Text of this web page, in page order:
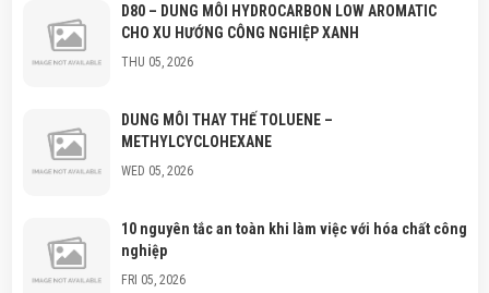
D80 – DUNG MÔI HYDROCARBON LOW AROMATIC
CHO XU HƯỚNG CÔNG NGHIỆP XANH
THU 05, 2026
DUNG MÔI THAY THẾ TOLUENE –
METHYLCYCLOHEXANE
WED 05, 2026
10 nguyên tắc an toàn khi làm việc với hóa chất công
nghiệp
FRI 05, 2026